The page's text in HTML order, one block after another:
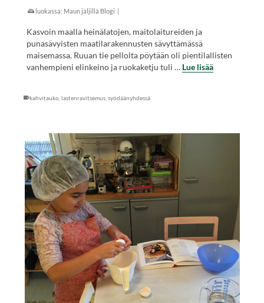
luokassa: Maun jäljillä Blogi |
Kasvoin maalla heinälatojen, maitolaitureiden ja
punasävyisten maatilarakennusten sävyttämässä
maisemassa. Ruuan tie pellolta pöytään oli pientilallisten
vanhempieni elinkeino ja ruokaketju tuli … Lue lisää
kahvitauko lastenravitsemus syödäänyhdessä